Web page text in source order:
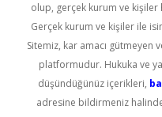
olup, gerçek kurum ve kişiler
Gerçek kurum ve kişiler ile
Sitemiz, kar amacı gütmeyen
platformudur. Hukuka ve
düşündüğünüz içerikleri,
adresine bildirmeniz